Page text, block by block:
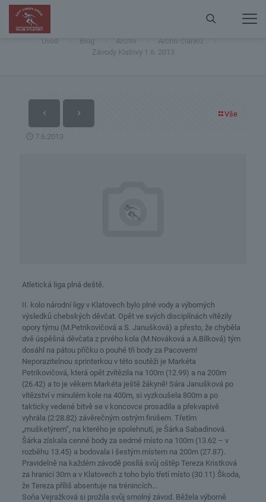
Úvod Blog Archiv
Archiv článků
Závody Klatovy 1.6. 2013
Vše
7.6.2013
Atletická liga plná deště.
II. kolo národní ligy v Klatovech bylo plné vody a výborných
výsledků chebských děvčat. Opět ve svých disciplínách vítězily
opory týmu (M.Petrikovičová a S. Janušková) a přesto, že chyběla
dvě úspěšná děvčata z prvého kola (M.Nováková a A.Bílková) tým
dosáhl na pátou příčku o pouhé tři body za Pacovem!
Neporazitelnou sprinterkou v této soutěži je Markéta
Petrikovičová, která opět zvítězila na 100m (12.99) a na 200m
(26.42) a to je věkem Markéta ještě žákyně! Sára Janušková po
vítězství v minulém kole na 400m, si vyzkoušela 800m a po
takticky vedené bitvě se v koncovce prosadila a překvapivě
vyhrála (2:28.82) závěrečným ostrým finišem. Třetím
„mušketýrem“, na kterého je spolehnutí, je Šárka Sabadinová.
Šárka získala cenné body za sedmé místo na 100m (13.62 – v
rozběhu 13.45) a bodovala i šestým místem na 200m (27.87).
Pravidelně na každém závodě posílá svůj oštěp Tereza Kristková
za hranici 30m a v Klatovech z toho bylo třetí místo (30.11) Škoda,
že Tereza příliš absentuje na trénincích…
Soňa Vejražková si prožila svůj smolný závod. Běžela výborně